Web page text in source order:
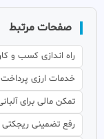
صفحات مرتبط
راه اندازی کسب و
خدمات ارزی
تمکن مالی برای
رفع تضمینی ریجکتی